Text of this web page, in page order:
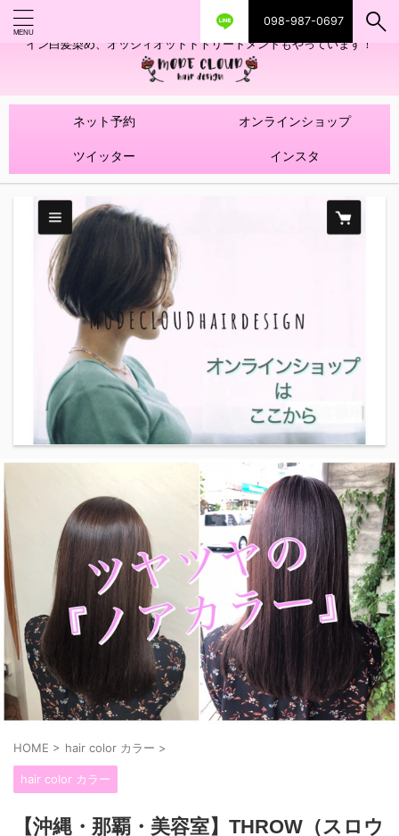
098-987-0697
艶ツヤヘアカラー！髪質改善トリートメントやハイライトを使ったデザ
イン白髪染め、オッジィオットトトリートメントもやっています！
ネット予約 オンラインショップ
ツイッター インスタ
HOME > hair color カラー >
hair color カラー
【沖縄・那覇・美容室】THROW（スロウ